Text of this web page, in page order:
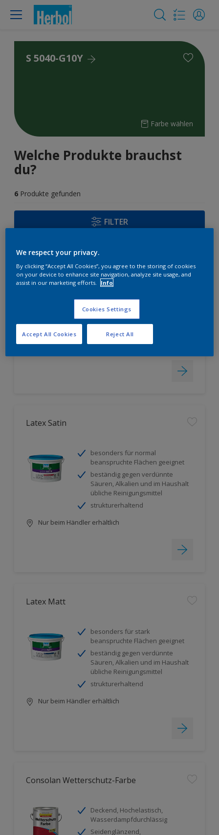
S 5040-G10Y
Farbe wählen
Welche Produkte brauchst
du?
6 Produkte gefunden
FILTER
Acryl Satin
Fenster geeignet
hoch strapazierfähig
leicht zu verarbeiten
Nur beim Händler erhältlich
Latex Satin
besonders für normal
beanspruchte Flächen geeignet
beständig gegen verdünnte
Säuren, Alkalien und im Haushalt
übliche Reinigungsmittel
strukturerhaltend
Nur beim Händler erhältlich
Latex Matt
besonders für stark
beanspruchte Flächen geeignet
beständig gegen verdünnte
Säuren, Alkalien und im Haushalt
übliche Reinigungsmittel
strukturerhaltend
Nur beim Händler erhältlich
Consolan Wetterschutz-Farbe
Deckend, Hochelastisch,
Wasserdampfdurchlässig
Seidenglänzend,
We respect your privacy.
By clicking “Accept All Cookies”, you agree to the storing of cookies
on your device to enhance site navigation, analyze site usage, and
assist in our marketing efforts.
Info
Cookies Settings
Reject All
Accept All Cookies